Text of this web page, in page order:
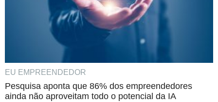
EU EMPREENDEDOR
Pesquisa aponta que 86% dos empreendedores
ainda não aproveitam todo o potencial da IA